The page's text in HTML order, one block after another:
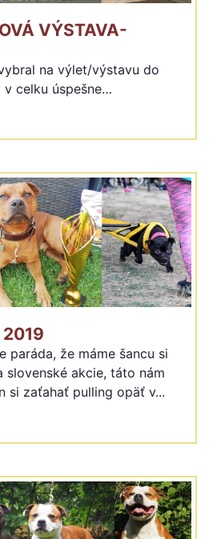
VÝSTAVA-
na výlet/výstavu do
v celku úspešne…
2019
paráda, že máme šancu si
akcie, táto nám
si zaťahať pulling opäť v...